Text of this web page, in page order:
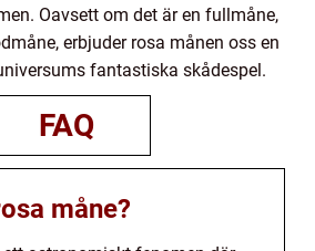
Oavsett om det är en fullmåne,
erbjuder rosa månen oss en
fantastiska skådespel.
FAQ
måne?